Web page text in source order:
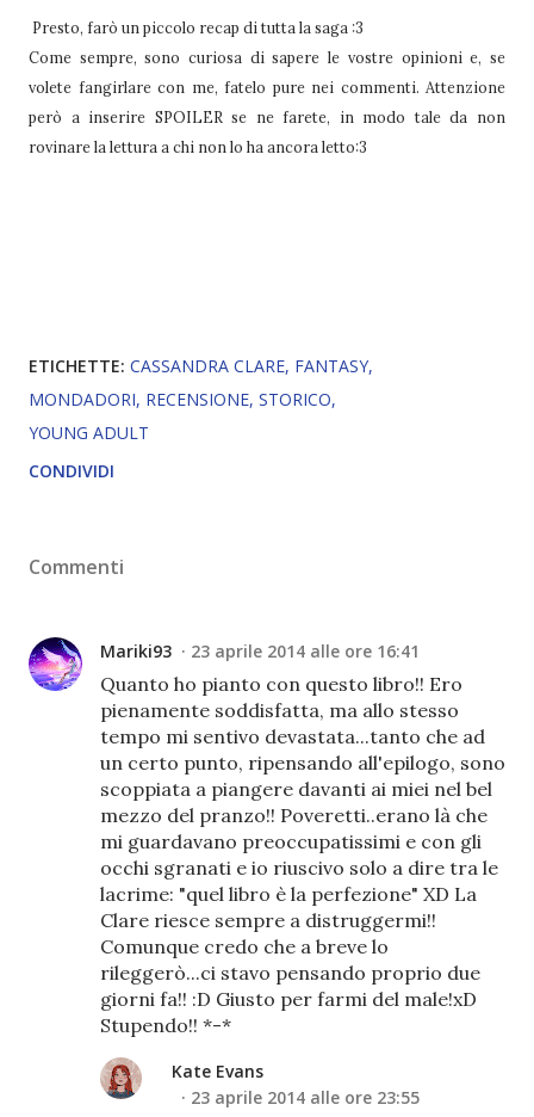
Presto, farò un piccolo recap di tutta la saga :3
Come sempre, sono curiosa di sapere le vostre opinioni e, se
volete fangirlare con me, fatelo pure nei commenti. Attenzione
però a inserire SPOILER se ne farete, in modo tale da non
rovinare la lettura a chi non lo ha ancora letto:3
ETICHETTE: CASSANDRA CLARE FANTASY
MONDADORI RECENSIONE STORICO
YOUNG ADULT
CONDIVIDI
Commenti
Mariki93 23 aprile 2014 alle ore 16:41
Quanto ho pianto con questo libro!! Ero
pienamente soddisfatta, ma allo stesso
tempo mi sentivo devastata...tanto che ad
un certo punto, ripensando all'epilogo, sono
scoppiata a piangere davanti ai miei nel bel
mezzo del pranzo!! Poveretti..erano là che
mi guardavano preoccupatissimi e con gli
occhi sgranati e io riuscivo solo a dire tra le
lacrime: "quel libro è la perfezione" XD La
Clare riesce sempre a distruggermi!!
Comunque credo che a breve lo
rileggerò...ci stavo pensando proprio due
giorni fa!! :D Giusto per farmi del male!xD
Stupendo!! *-*
Kate Evans
23 aprile 2014 alle ore 23:55